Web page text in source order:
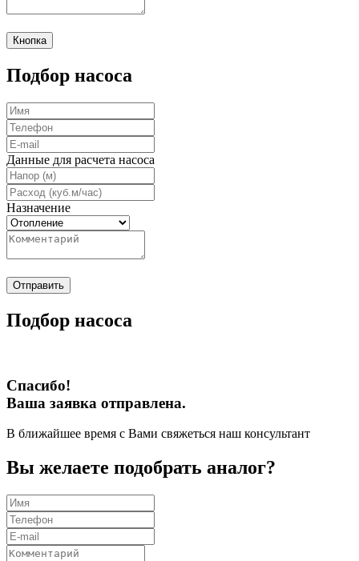
Кнопка
Подбор насоса
Данные для расчета насоса
Назначение
Отправить
Подбор насоса
Спасибо!
Ваша заявка отправлена.
В ближайшее время с Вами свяжеться наш консультант
Вы желаете подобрать аналог?